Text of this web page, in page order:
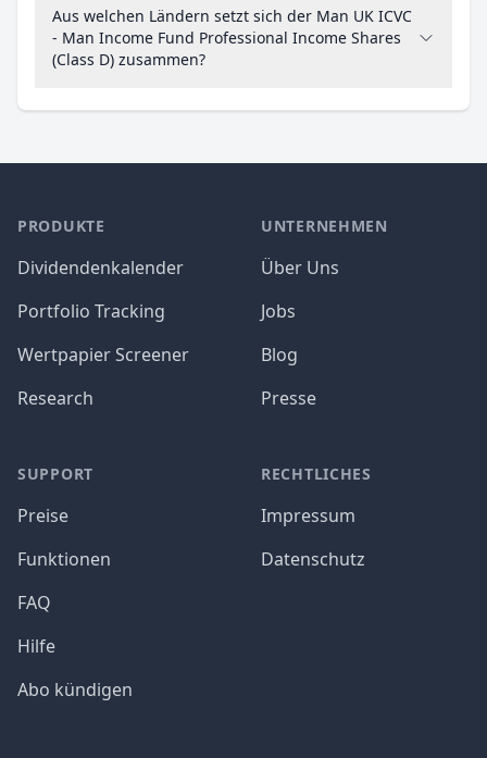
Aus welchen Ländern setzt sich der Man UK ICVC
- Man Income Fund Professional Income Shares
(Class D) zusammen?
PRODUKTE
Dividendenkalender
Portfolio Tracking
Wertpapier Screener
Research
SUPPORT
Preise
Funktionen
FAQ
Hilfe
Abo kündigen
UNTERNEHMEN
Über Uns
Jobs
Blog
Presse
RECHTLICHES
Impressum
Datenschutz